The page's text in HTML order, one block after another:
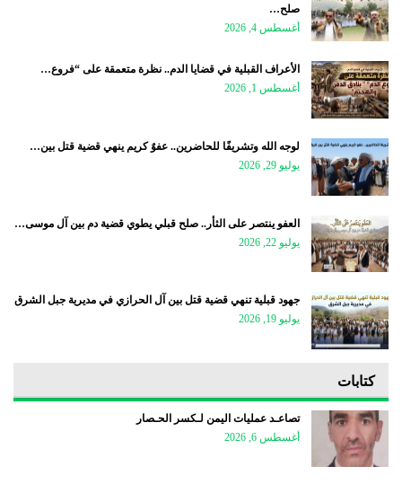
صلح…
أغسطس 4, 2026
الأعراف القبلية في قضايا الدم.. نظرة متعمقة على “فروع…
أغسطس 1, 2026
لوجه الله وتشريفًا للحاضرين.. عفوٌ كريم ينهي قضية قتل بين…
يوليو 29, 2026
العفو ينتصر على الثأر.. صلح قبلي يطوي قضية دم بين آل موسى…
يوليو 22, 2026
جهود قبلية تنهي قضية قتل بين آل الحرازي في مديرية جبل الشرق
يوليو 19, 2026
كتابات
تصاعـد عمليات اليمن لـكسر الحـصار
أغسطس 6, 2026